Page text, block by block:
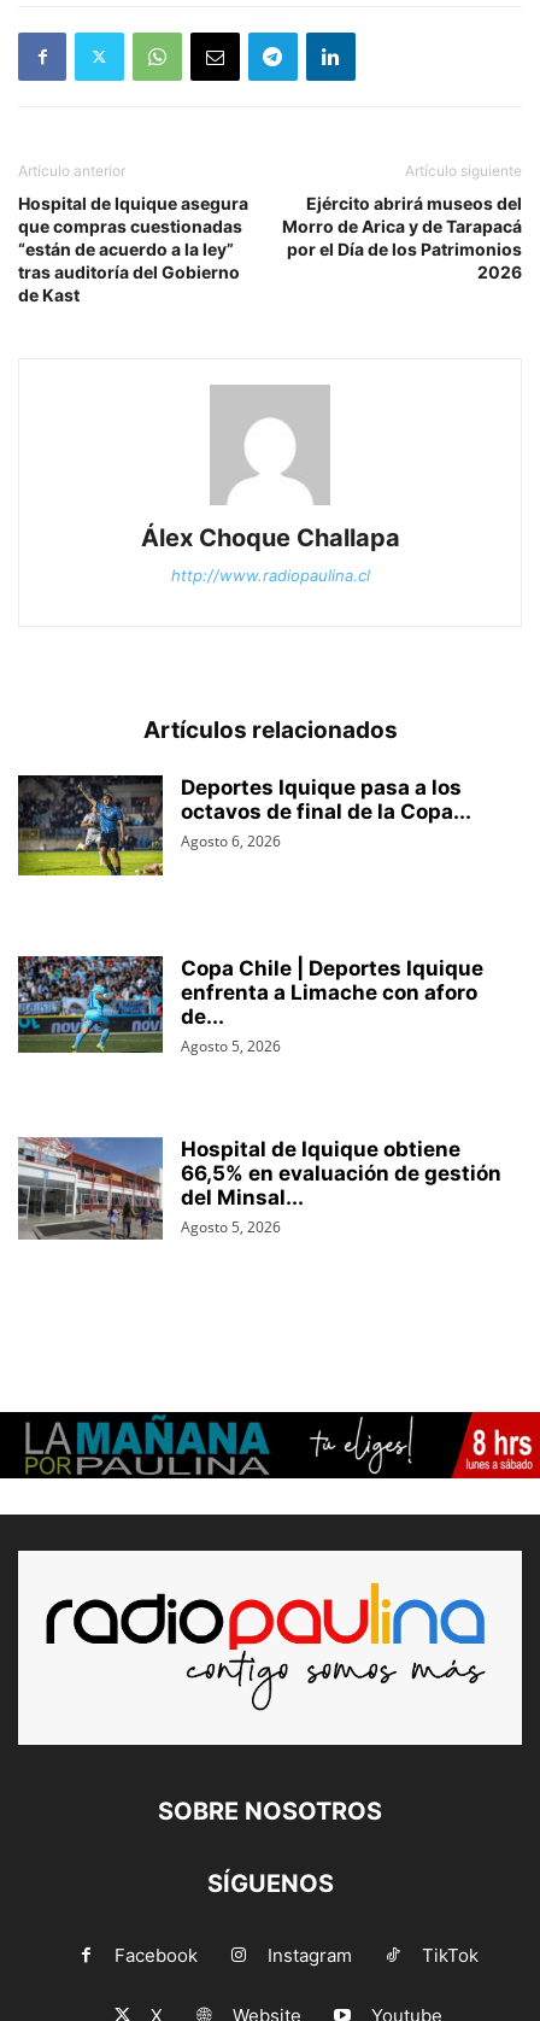
Artículo anterior
Hospital de Iquique asegura
que compras cuestionadas
“están de acuerdo a la ley”
tras auditoría del Gobierno
de Kast
Artículo siguiente
Ejército abrirá museos del
Morro de Arica y de Tarapacá
por el Día de los Patrimonios
2026
Álex Choque Challapa
http://www.radiopaulina.cl
Artículos relacionados
Deportes Iquique pasa a los
octavos de final de la Copa...
Agosto 6, 2026
Copa Chile | Deportes Iquique
enfrenta a Limache con aforo
de...
Agosto 5, 2026
Hospital de Iquique obtiene
66,5% en evaluación de gestión
del Minsal...
Agosto 5, 2026
SOBRE NOSOTROS
SÍGUENOS
Facebook Instagram TikTok
X Website Youtube